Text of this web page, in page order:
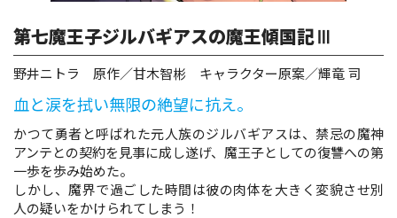
コミッククリエ
コミックパルフェ
第七魔王子ジルバギアスの魔王傾国記Ⅲ
野井ニトラ 原作／甘木智彬 キャラクター原案／輝竜 司
血と涙を拭い無限の絶望に抗え。
かつて勇者と呼ばれた元人族のジルバギアスは、禁忌の魔神
アンテとの契約を見事に成し遂げ、魔王子としての復讐への第
一歩を歩み始めた。
しかし、魔界で過ごした時間は彼の肉体を大きく変貌させ別
人の疑いをかけられてしまう！